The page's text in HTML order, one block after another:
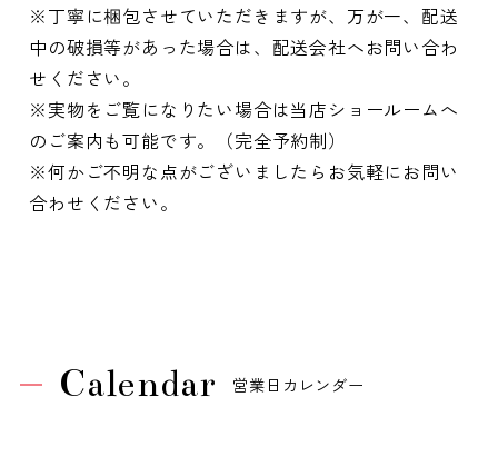
※丁寧に梱包させていただきますが、万が一、配送
中の破損等があった場合は、配送会社へお問い合わ
せください。
※実物をご覧になりたい場合は当店ショールームへ
のご案内も可能です。（完全予約制）
※何かご不明な点がございましたらお気軽にお問い
合わせください。
Calendar 営業日カレンダー